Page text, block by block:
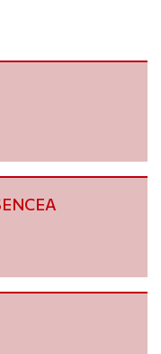
Hybrides”), le
sélection de